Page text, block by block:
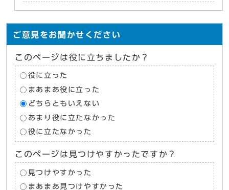
ご意見をお聞かせください
このページは役に立ちましたか？
役に立った
まあまあ役に立った
どちらともいえない
あまり役に立たなかった
役に立たなかった
このページは見つけやすかったですか？
見つけやすかった
まあまあ見つけやすかった